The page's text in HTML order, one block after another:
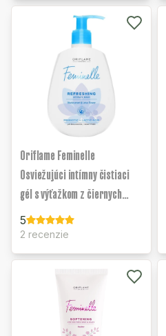
Oriflame Feminelle
Osviežujúci intímny čistiaci
gél s výťažkom z čiernych
ríbezlí a lotosového kvetu
5
2 recenzie